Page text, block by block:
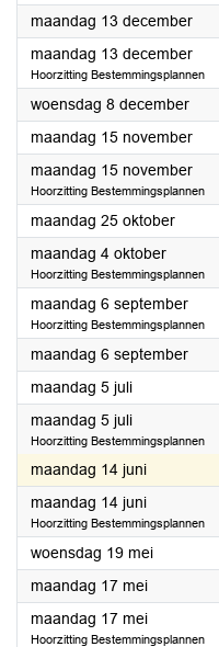
maandag 13 december2021
maandag 13 december2021
Hoorzitting Bestemmingsplannen
woensdag 8 december2021
maandag 15 november2021
maandag 15 november2021
Hoorzitting Bestemmingsplannen
maandag 25 oktober2021
maandag 4 oktober2021
Hoorzitting Bestemmingsplannen
maandag 6 september2021
Hoorzitting Bestemmingsplannen
maandag 6 september2021
maandag 5 juli2021
maandag 5 juli2021
Hoorzitting Bestemmingsplannen
maandag 14 juni2021
maandag 14 juni2021
Hoorzitting Bestemmingsplannen
woensdag 19 mei2021
maandag 17 mei2021
maandag 17 mei2021
Hoorzitting Bestemmingsplannen